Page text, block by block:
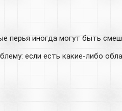
перья иногда могут быть
если есть какие-либо